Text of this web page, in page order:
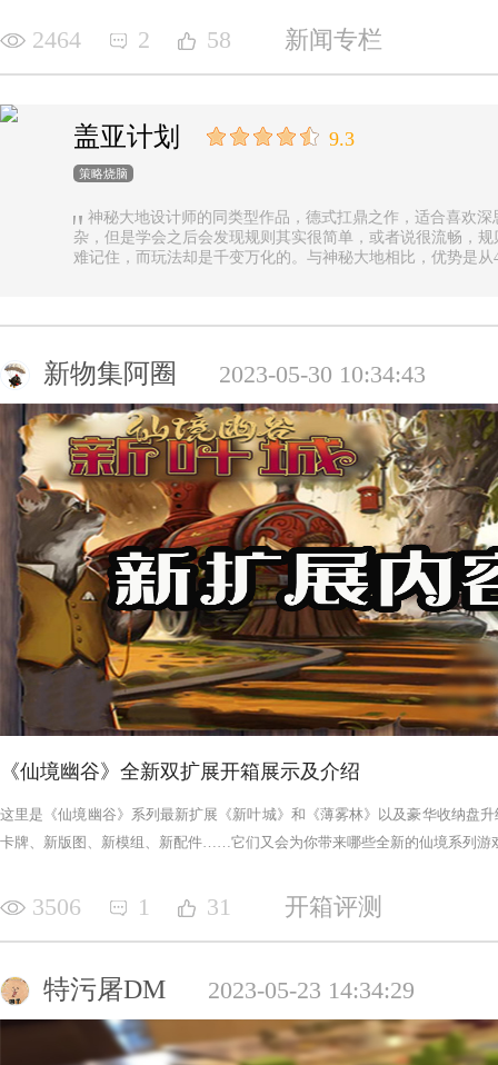
2464 2 58 新闻专栏
盖亚计划 9.3
策略烧脑
神秘大地设计师的同类型作品，德式扛鼎之作，适合喜欢
杂，但是学会之后会发现规则其实很简单，或者说很流畅，
难记住，而玩法却是千变万化的。与神秘大地相比，优势是
新物集阿圈 2023-05-30 10:34:43
《仙境幽谷》全新双扩展开箱展示及介绍
这里是《仙境幽谷》系列最新扩展《新叶城》和《薄雾林》以及豪华收纳盘
卡牌、新版图、新模组、新配件……它们又会为你带来哪些全新的仙境系列游
3506 1 31 开箱评测
特污屠DM 2023-05-23 14:34:29